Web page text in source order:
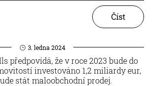
Číst
3. ledna 2024
předpovídá, že v roce 2023 bude do
investováno 1,2 miliardy eur,
stát maloobchodní prodej.